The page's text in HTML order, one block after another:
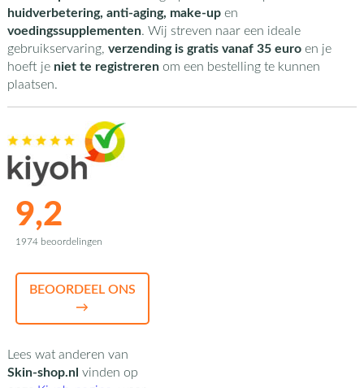
huidverbetering, anti-aging, make-upen
voedingssupplementen. Wij streven naar een ideale
gebruikservaring, verzending is gratis vanaf 35 euroen je
hoeft je niet te registrerenom een bestelling te kunnen
plaatsen.
9,2
1974 beoordelingen
BEOORDEEL ONS
→
Lees wat anderen van
Skin-shop.nl vinden op